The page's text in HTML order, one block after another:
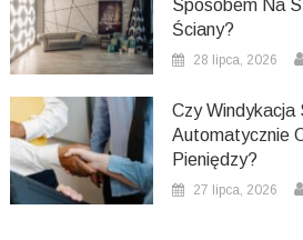
Sposobem Na
Ściany?
28 lipca, 2026
Czy Windykacja
Automatycznie
Pieniędzy?
27 lipca, 2026